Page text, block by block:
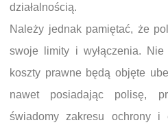
działalnością.
Należy jednak pamiętać, że
swoje limity i wyłączenia.
koszty prawne będą objęte
nawet posiadając polisę,
świadomy zakresu ochrony i